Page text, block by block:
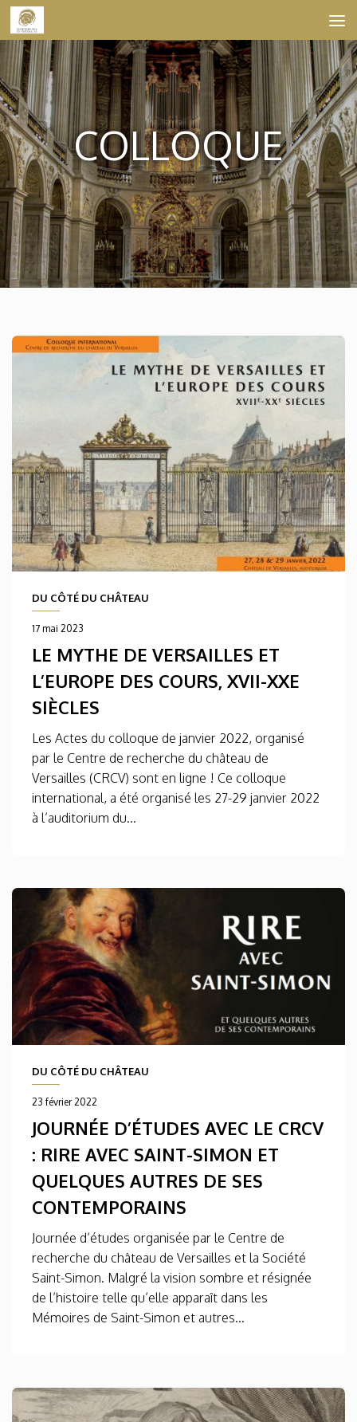
Skip to content
COLLOQUE
DU CÔTÉ DU CHÂTEAU
17 mai 2023
LE MYTHE DE VERSAILLES ET
L’EUROPE DES COURS, XVII-XXE
SIÈCLES
Les Actes du colloque de janvier 2022, organisé
par le Centre de recherche du château de
Versailles (CRCV) sont en ligne ! Ce colloque
international, a été organisé les 27-29 janvier 2022
à l’auditorium du...
DU CÔTÉ DU CHÂTEAU
23 février 2022
JOURNÉE D’ÉTUDES AVEC LE CRCV
: RIRE AVEC SAINT-SIMON ET
QUELQUES AUTRES DE SES
CONTEMPORAINS
Journée d’études organisée par le Centre de
recherche du château de Versailles et la Société
Saint-Simon. Malgré la vision sombre et résignée
de l’histoire telle qu’elle apparaît dans les
Mémoires de Saint-Simon et autres...